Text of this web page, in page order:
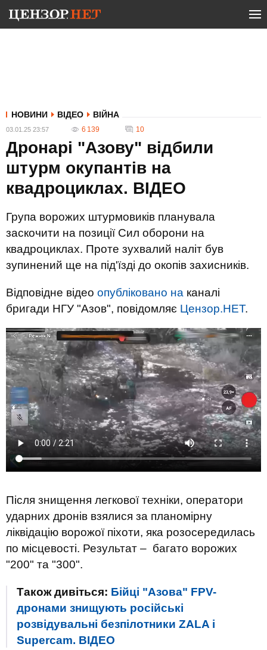
НОВИНИ ВІДЕО ВІЙНА
03.01.25 23:57 6 139 10
Дронарі "Азову" відбили
штурм окупантів на
квадроциклах. ВIДЕО
Група ворожих штурмовиків планувала
заскочити на позиції Сил оборони на
квадроциклах. Проте зухвалий наліт був
зупинений ще на під'їзді до окопів захисників.
Відповідне відео опубліковано на каналі
бригади НГУ "Азов", повідомляє Цензор.НЕТ.
Після знищення легкової техніки, оператори
ударних дронів взялися за планомірну
ліквідацію ворожої піхоти, яка розосередилась
по місцевості. Результат – багато ворожих
"200" та "300".
Також дивіться: Бійці "Азова" FPV-
дронами знищують російські
розвідувальні безпілотники ZALA і
Supercam. ВIДЕО